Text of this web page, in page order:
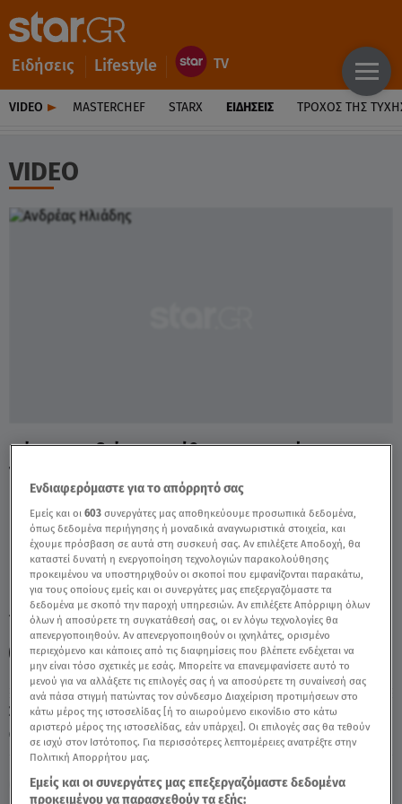
Ειδήσεις Lifestyle
VIDEO MASTERCHEF STARX ΕΙΔΉΣΕΙΣ ΤΡΟΧΌΣ ΤΗΣ
VIDEO
Σάββατο 8 Αυγούστου 2026
11.04.22, 23:19 ΕΛΛΑΔΑ
Πάτρα Παιδιά: Τι Κατέθεσε Ο Γιατρός Της
Τζωρτζίνας - Video
TAGS: ΠΑΤΡΑ ΠΑΤΡΑ ΠΑΙΔΙΑ ΤΖΩΡΤΖΙΝΑ
ΡΟΥΛΑ ΠΙΣΠΙΡΙΓΚΟΥ
Ενδιαφερόμαστε για το απόρρητό σας
Εμείς και οι603 συνεργάτες μας αποθηκεύουμε προσωπικά δεδομένα,
όπως δεδομένα περιήγησης ή μοναδικά αναγνωριστικά στοιχεία, και
έχουμε πρόσβαση σε αυτά στη συσκευή σας. Αν επιλέξετε Αποδοχή, θα
καταστεί δυνατή η ενεργοποίηση τεχνολογιών παρακολούθησης
προκειμένου να υποστηριχθούν οι σκοποί που εμφανίζονται παρακάτω,
για τους οποίους εμείς και οι συνεργάτες μας επεξεργαζόμαστε τα
δεδομένα με σκοπό την παροχή υπηρεσιών. Αν επιλέξετε Απόρριψη όλων
όλων ή αποσύρετε τη συγκατάθεσή σας, οι εν λόγω τεχνολογίες θα
απενεργοποιηθούν. Αν απενεργοποιηθούν οι ιχνηλάτες, ορισμένο
περιεχόμενο και κάποιες από τις διαφημίσεις που βλέπετε ενδέχεται να
μην είναι τόσο σχετικές με εσάς. Μπορείτε να επανεμφανίσετε αυτό το
μενού για να αλλάξετε τις επιλογές σας ή να αποσύρετε τη συναίνεσή σας
ανά πάσα στιγμή πατώντας τον σύνδεσμο Διαχείριση προτιμήσεων στο
κάτω μέρος της ιστοσελίδας [ή το αιωρούμενο εικονίδιο στο κάτω
αριστερό μέρος της ιστοσελίδας, εάν υπάρχει]. Οι επιλογές σας θα τεθούν
σε ισχύ στον Ιστότοπος. Για περισσότερες λεπτομέρειες ανατρέξτε στην
Πολιτική Απορρήτου μας.
Εμείς και οι συνεργάτες μας επεξεργαζόμαστε δεδομένα
προκειμένου να παρασχεθούν τα εξής: